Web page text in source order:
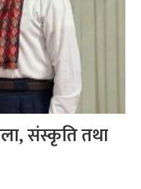
संस्कृति तथा